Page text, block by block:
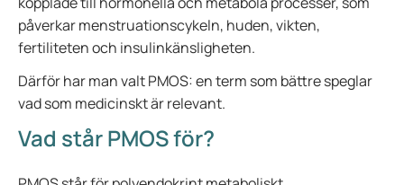
påverkar menstruationscykeln, huden, vikten,
fertiliteten och insulinkänsligheten.
Därför har man valt PMOS: en term som bättre speglar
vad som medicinskt är relevant.
Vad står PMOS för?